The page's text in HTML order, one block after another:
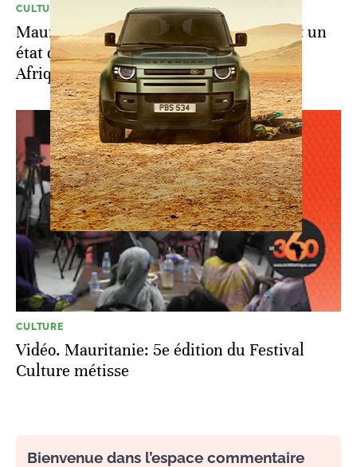
CULTURE
Mauritanie: les artistes hip-hop dressent un
état des lieux de la musique urbaine en
Afrique
CULTURE
Vidéo. Mauritanie: 5e édition du Festival
Culture métisse
Bienvenue dans l’espace commentaire